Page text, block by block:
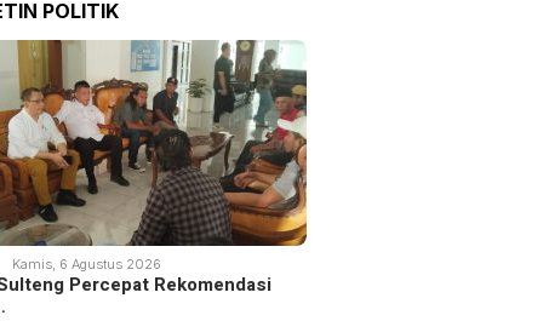
POLITIK
Kamis, 6 Agustus 2026
Percepat Rekomendasi